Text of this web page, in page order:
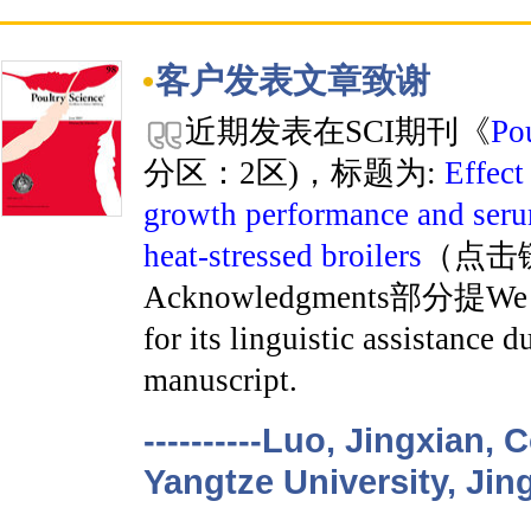
客户发表文章致谢
近期发表在SCI期刊《
分区：2区)，标题为: Effect
growth performance and
heat-stressed broilers （点
Acknowledgments部分提
for its linguistic assistance
manuscript.
----------Luo, Jingxian,
Yangtze University,